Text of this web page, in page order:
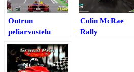
Outrun
peliarvostelu
Colin McRae
Rally